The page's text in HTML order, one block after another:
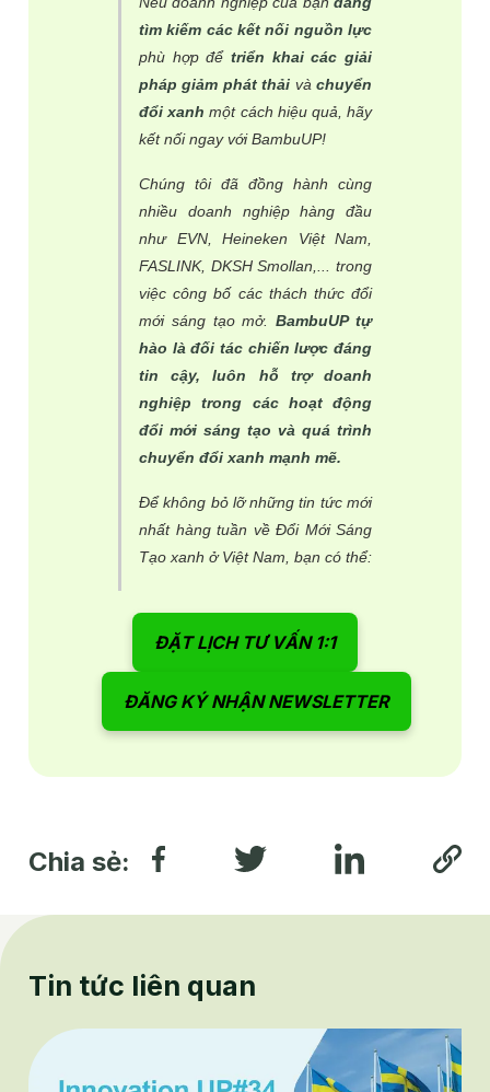
tìm kiếm các kết nối nguồn lực
phù hợp để triển khai các giải
pháp giảm phát thải vàchuyển
đổi xanhmột cách hiệu quả, hãy
kết nối ngay với BambuUP!
Chúng tôi đã đồng hành cùng
nhiều doanh nghiệp hàng đầu
như EVN, Heineken Việt Nam,
FASLINK, DKSH Smollan,... trong
việc công bố các thách thức đổi
mới sáng tạo mở.BambuUP tự
hào là đối tác chiến lược đáng
tin cậy, luôn hỗ trợ doanh
nghiệp trong các hoạt động
đổi mới sáng tạo và quá trình
chuyển đổi xanh mạnh mẽ.
Để không bỏ lỡ những tin tức mới
nhất hàng tuần về Đổi Mới Sáng
Tạo xanh ở Việt Nam, bạn có thể:
ĐẶT LỊCH TƯ VẤN 1:1
ĐĂNG KÝ NHẬN NEWSLETTER
Chia sẻ:
Tin tức liên quan